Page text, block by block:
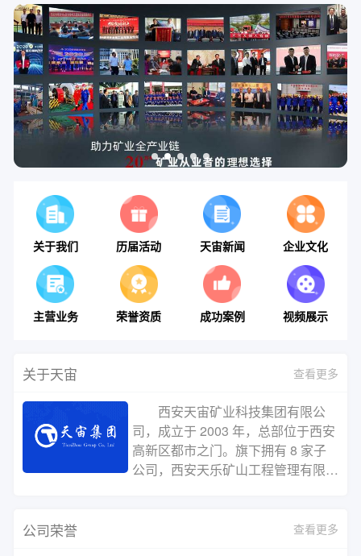
关于我们 历届活动 天宙新闻 企业文化
主营业务 荣誉资质 成功案例 视频展示
关于天宙 查看更多
西安天宙矿业科技集团有限公
司，成立于 2003 年，总部位于西安
高新区都市之门。旗下拥有 8 家子
公司，西安天乐矿山工程管理有限公
司、西安天易贸易有限公司、西安天
公司荣誉 查看更多